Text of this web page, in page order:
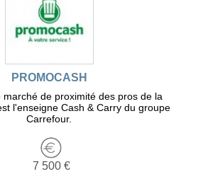
PROMOCASH
marché de proximité des pros de la
l'enseigne Cash & Carry du groupe
Carrefour.
7 500 €